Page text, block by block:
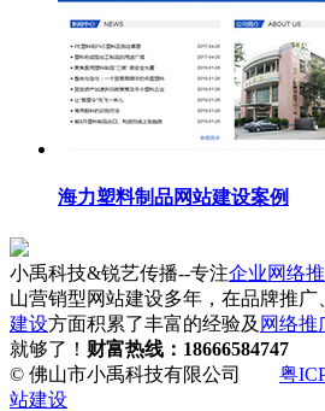
海力塑料制品网站建设案例
小禹科技&锐艺传播--专注企业网络
山营销型网站建设多年，在品牌推广
建设方面积累了丰富的经验及 网络推
就够了！ 财富热线：18666584747
© 佛山市小禹科技有限公司 粤
站建设